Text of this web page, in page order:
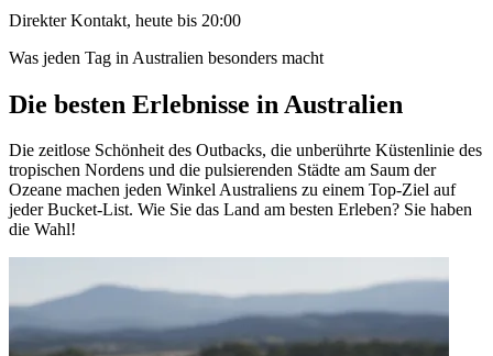
Direkter Kontakt, heute bis 20:00
Was jeden Tag in Australien besonders macht
Die besten Erlebnisse in Australien
Die zeitlose Schönheit des Outbacks, die unberührte Küstenlinie des
tropischen Nordens und die pulsierenden Städte am Saum der
Ozeane machen jeden Winkel Australiens zu einem Top-Ziel auf
jeder Bucket-List. Wie Sie das Land am besten Erleben? Sie haben
die Wahl!